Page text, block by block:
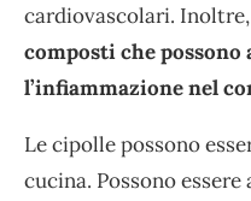
cardiovascolari. Inoltre,
composti che
l’infiammazione nel
Le cipolle possono
cucina. Possono